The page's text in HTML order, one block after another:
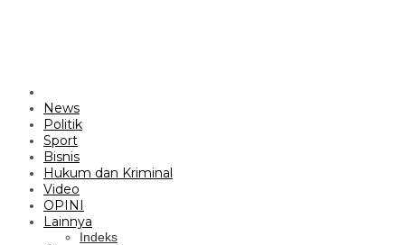
News
Politik
Sport
Bisnis
Hukum dan Kriminal
Video
OPINI
Lainnya
Indeks